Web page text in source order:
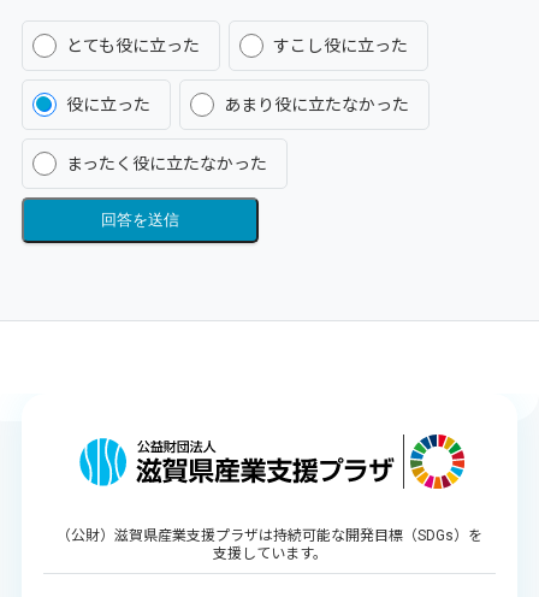
とても役に立った すこし役に立った
役に立った あまり役に立たなかった
まったく役に立たなかった
回答を送信
（公財）滋賀県産業支援プラザは持続可能な開発目標（SDGs）を
支援しています。